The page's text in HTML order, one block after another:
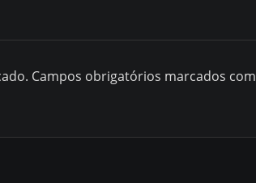
Campos obrigatórios marcados com